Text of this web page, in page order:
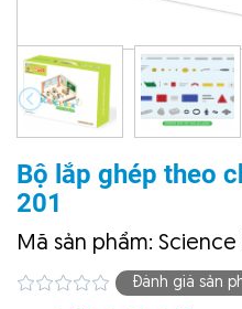
Bộ lắp ghép theo
201
Mã sản phẩm: Science
Đánh giá sản